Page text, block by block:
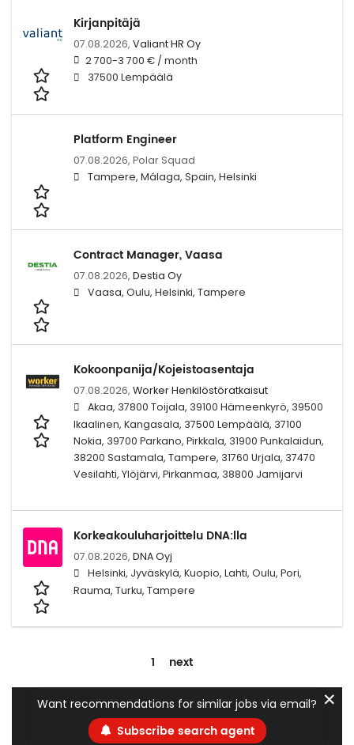
Kirjanpitäjä
07.08.2026, Valiant HR Oy
2 700-3 700 € / month
37500 Lempäälä
Platform Engineer
07.08.2026, Polar Squad
Tampere, Málaga, Spain, Helsinki
Contract Manager, Vaasa
07.08.2026, Destia Oy
Vaasa, Oulu, Helsinki, Tampere
Kokoonpanija/Kojeistoasentaja
07.08.2026, Worker Henkilöstöratkaisut
Akaa, 37800 Toijala, 39100 Hämeenkyrö, 39500
Ikaalinen, Kangasala, 37500 Lempäälä, 37100
Nokia, 39700 Parkano, Pirkkala, 31900 Punkalaidun,
38200 Sastamala, Tampere, 31760 Urjala, 37470
Vesilahti, Ylöjärvi, Pirkanmaa, 38800 Jamijarvi
Korkeakouluharjoittelu DNA:lla
07.08.2026, DNA Oyj
Helsinki, Jyväskylä, Kuopio, Lahti, Oulu, Pori,
Rauma, Turku, Tampere
1 next
Want recommendations for similar jobs via email?
Subscribe search agent
✕